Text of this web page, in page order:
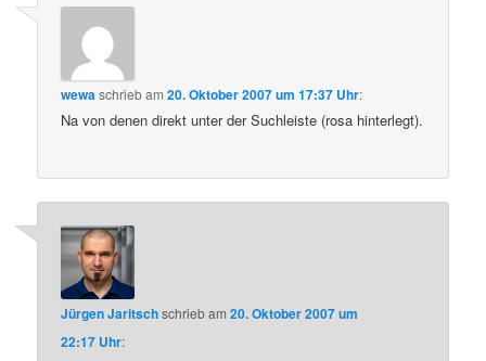
wewaschriebam20. Oktober 2007 um 17:37 Uhr:
Na von denen direkt unter der Suchleiste (rosa hinterlegt).
Jürgen Jaritschschriebam20. Oktober 2007 um
22:17 Uhr: